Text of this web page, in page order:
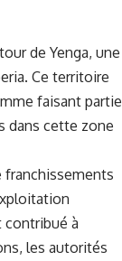
de Yenga, une
Ce territoire
faisant partie
dans cette zone
franchissements
contribué à
les autorités